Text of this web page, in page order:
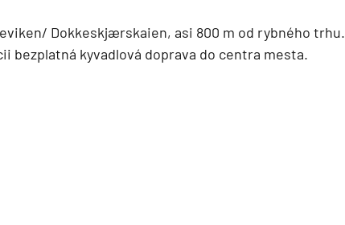
Dokkeskjærskaien, asi 800 m od rybného trhu.
bezplatná kyvadlová doprava do centra mesta.